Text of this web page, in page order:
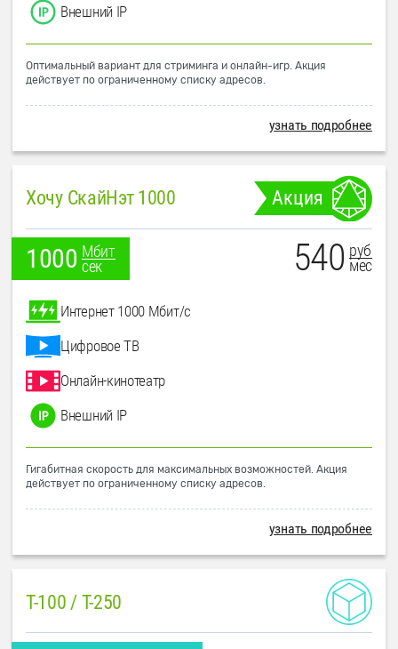
Внешний IP
Оптимальный вариант для стриминга и онлайн-игр. Акция
действует по ограниченному списку адресов.
узнать подробнее
Хочу СкайНэт 1000 Акция
1000 Мбит
сек
540 руб
мес
Интернет 1000 Мбит/с
Цифровое ТВ
Онлайн-кинотеатр
Внешний IP
Гигабитная скорость для максимальных возможностей. Акция
действует по ограниченному списку адресов.
узнать подробнее
T-100 / T-250